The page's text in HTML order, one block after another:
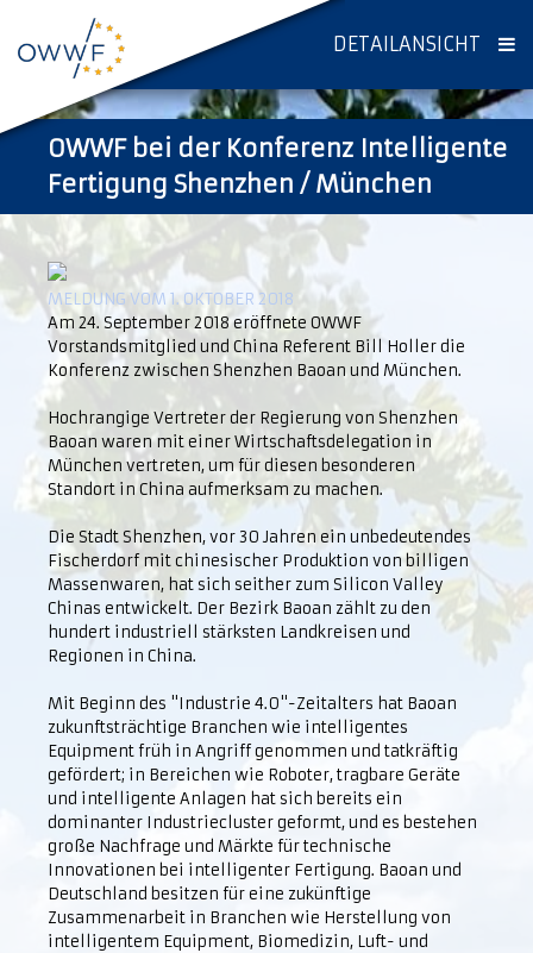
DETAILANSICHT
OWWF bei der Konferenz Intelligente
Fertigung Shenzhen / München
MELDUNG VOM 1. OKTOBER 2018
Am 24. September 2018 eröffnete OWWF
Vorstandsmitglied und China Referent Bill Holler die
Konferenz zwischen Shenzhen Baoan und München.
Hochrangige Vertreter der Regierung von Shenzhen
Baoan waren mit einer Wirtschaftsdelegation in
München vertreten, um für diesen besonderen
Standort in China aufmerksam zu machen.
Die Stadt Shenzhen, vor 30 Jahren ein unbedeutendes
Fischerdorf mit chinesischer Produktion von billigen
Massenwaren, hat sich seither zum Silicon Valley
Chinas entwickelt. Der Bezirk Baoan zählt zu den
hundert industriell stärksten Landkreisen und
Regionen in China.
Mit Beginn des "Industrie 4.0"-Zeitalters hat Baoan
zukunftsträchtige Branchen wie intelligentes
Equipment früh in Angriff genommen und tatkräftig
gefördert; in Bereichen wie Roboter, tragbare Geräte
und intelligente Anlagen hat sich bereits ein
dominanter Industriecluster geformt, und es bestehen
große Nachfrage und Märkte für technische
Innovationen bei intelligenter Fertigung. Baoan und
Deutschland besitzen für eine zukünftige
Zusammenarbeit in Branchen wie Herstellung von
intelligentem Equipment, Biomedizin, Luft- und